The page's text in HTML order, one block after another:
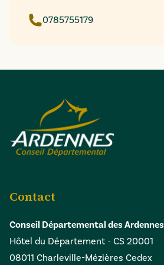
0785755179
Contact
Conseil Départemental des Ardennes
Hôtel du Département - CS 20001
08011 Charleville-Mézières Cedex